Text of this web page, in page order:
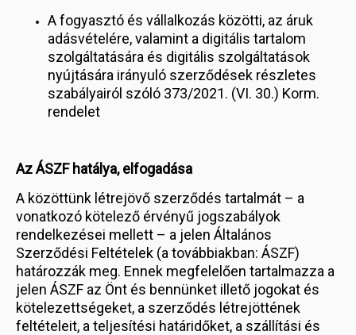
A fogyasztó és vállalkozás közötti, az áruk
adásvételére, valamint a digitális tartalom
szolgáltatására és digitális szolgáltatások
nyújtására irányuló szerződések részletes
szabályairól szóló 373/2021. (VI. 30.) Korm.
rendelet
Az ÁSZF hatálya, elfogadása
A közöttünk létrejövő szerződés tartalmát – a
vonatkozó kötelező érvényű jogszabályok
rendelkezései mellett – a jelen Általános
Szerződési Feltételek (a továbbiakban: ÁSZF)
határozzák meg. Ennek megfelelően tartalmazza a
jelen ÁSZF az Önt és bennünket illető jogokat és
kötelezettségeket, a szerződés létrejöttének
feltételeit, a teljesítési határidőket, a szállítási és